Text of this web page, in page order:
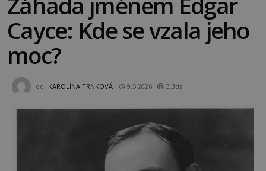
Cayce: Kde se vzala jeho
moc?
od KAROLÍNA TRNKOVÁ 9.5.2026 3.3tis